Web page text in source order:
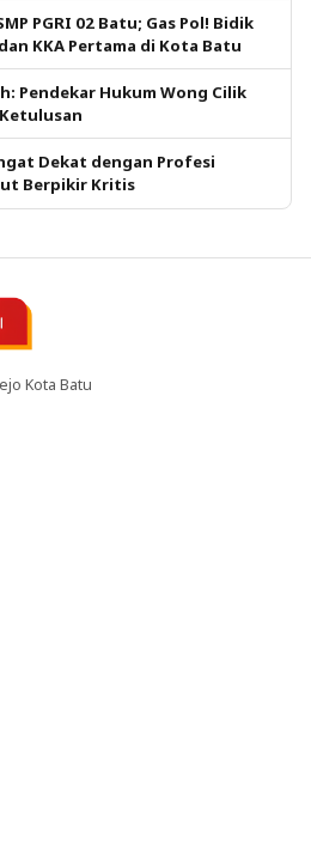
PGRI 02 Batu; Gas Pol! Bidik
KKA Pertama di Kota Batu
Pendekar Hukum Wong Cilik
Dekat dengan Profesi
Berpikir Kritis
Kota Batu